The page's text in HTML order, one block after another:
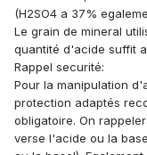
(H2SO4 a 37%
Le grain de mineral
quantité d'acide suffit
Rappel securité:
Pour la manipulation
protection adaptés
obligatoire. On
verse l'acide ou la